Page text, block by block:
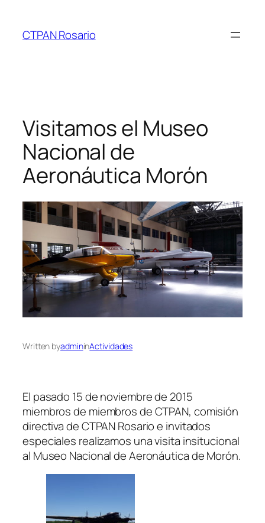
contenido
CTPAN Rosario
Visitamos el Museo
Nacional de
Aeronáutica Morón
Written byadmininActividades
El pasado 15 de noviembre de 2015
miembros de miembros de CTPAN, comisión
directiva de CTPAN Rosario e invitados
especiales realizamos una visita insitucional
al Museo Nacional de Aeronáutica de Morón.